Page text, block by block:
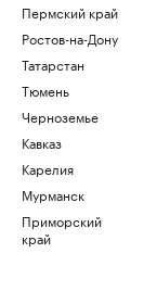
Пермский край
Ростов-на-Дону
Татарстан
Тюмень
Черноземье
Кавказ
Карелия
Мурманск
Приморский
край